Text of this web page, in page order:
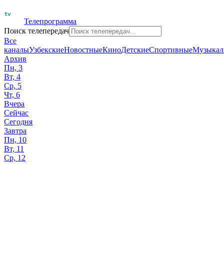
Телепрограмма
Поиск телепередач
Все
каналыУзбекскиеНовостныеКиноДетскиеСпортивные
Архив
Пн, 3
Вт, 4
Ср, 5
Чт, 6
Вчера
Сейчас
Сегодня
Завтра
Пн, 10
Вт, 11
Ср, 12